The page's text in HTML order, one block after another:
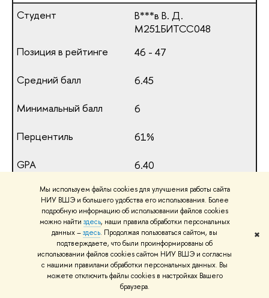
Мы используем файлы cookies для улучшения работы сайта
НИУ ВШЭ и большего удобства его использования. Более
подробную информацию об использовании файлов cookies
можно найти здесь, наши правила обработки персональных
данных –здесь. Продолжая пользоваться сайтом, вы
подтверждаете, что были проинформированы об
использовании файлов cookies сайтом НИУ ВШЭ и согласны
с нашими правилами обработки персональных данных. Вы
можете отключить файлы cookies в настройках Вашего
браузера.
✖
В***в В. Д.
М251БИТСС048
46 - 47
6.45
6
61%
6.40
Т***в А. А.
М251БИТСС016
46 - 47
6.36
4